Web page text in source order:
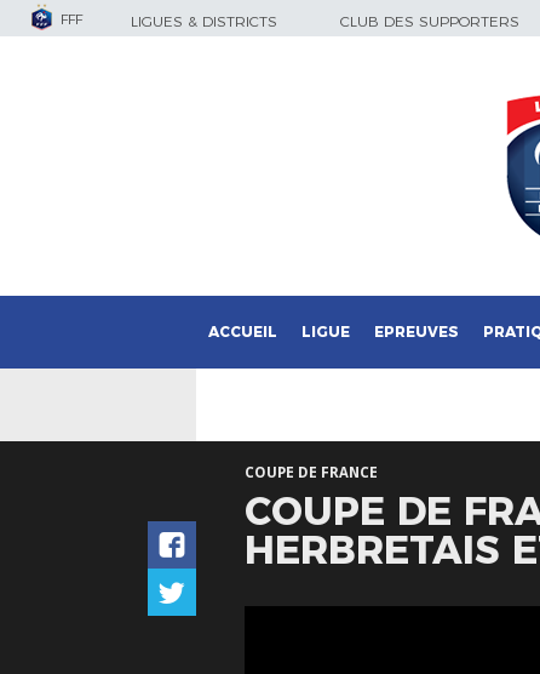
FFF LIGUES & DISTRICTS CLUB DES SUPPORTERS
ACCUEIL LIGUE EPREUVES
COUPE DE FRANCE
COUPE DE
HERBRETAIS